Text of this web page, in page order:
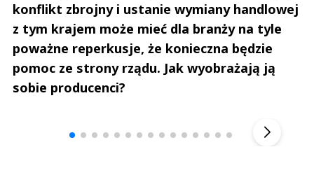
konflikt zbrojny i ustanie wymiany handlowej
z tym krajem może mieć dla branży na tyle
poważne reperkusje, że konieczna będzie
pomoc ze strony rządu. Jak wyobrażają ją
sobie producenci?